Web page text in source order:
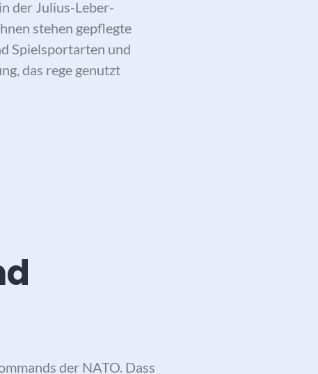
der Julius-Leber-
stehen gepflegte
Spielsportarten und
das rege genutzt
und Gute-Laune-Rezept
der NATO. Dass